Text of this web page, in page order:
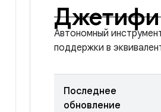
Автономный
поддержки в
Последнее
обновление